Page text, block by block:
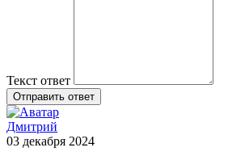
Текст ответ
Отправить ответ
Дмитрий
03 декабря 2024